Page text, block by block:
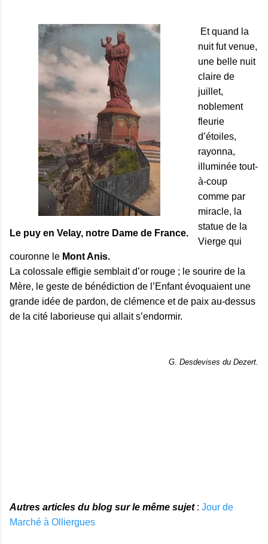
Le puy en Velay, notre Dame de France.
Et quand la
nuit fut venue,
une belle nuit
claire de
juillet,
noblement
fleurie
d’étoiles,
rayonna,
illuminée tout-
à-coup
comme par
miracle, la
statue de la
Vierge qui
couronne le Mont Anis.
La colossale effigie semblait d’or rouge ; le sourire de la
Mère, le geste de bénédiction de l’Enfant évoquaient une
grande idée de pardon, de clémence et de paix au-dessus
de la cité laborieuse qui allait s’endormir.
G. Desdevises du Dezert.
Autres articles du blog sur le même sujet: Jour de
Marché à Olliergues